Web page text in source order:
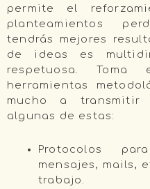
permite el
planteamientos
tendrás mejores
de ideas es
respetuosa.
herramientas
mucho a transmitir
algunas de estas:
Protocolos
mensajes, mails,
trabajo.